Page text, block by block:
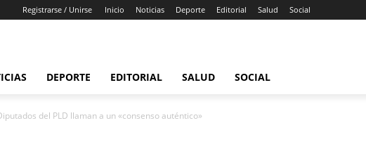
Registrarse / Unirse Inicio Noticias Deporte Editorial Salud Social
DEPORTE EDITORIAL SALUD SOCIAL
del PLD llaman a un «consenso auténtico»